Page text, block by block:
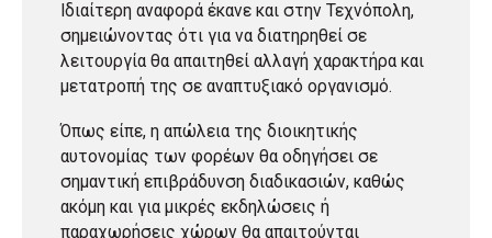
Ιδιαίτερη αναφορά έκανε και στην Τεχνόπολη,
σημειώνοντας ότι για να διατηρηθεί σε
λειτουργία θα απαιτηθεί αλλαγή χαρακτήρα και
μετατροπή της σε αναπτυξιακό οργανισμό.
Όπως είπε, η απώλεια της διοικητικής
αυτονομίας των φορέων θα οδηγήσει σε
σημαντική επιβράδυνση διαδικασιών, καθώς
ακόμη και για μικρές εκδηλώσεις ή
παραχωρήσεις χώρων θα απαιτούνται